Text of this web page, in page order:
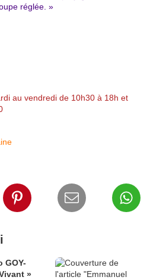
réglée. »
au vendredi de 10h30 à 18h et
GOY-
»